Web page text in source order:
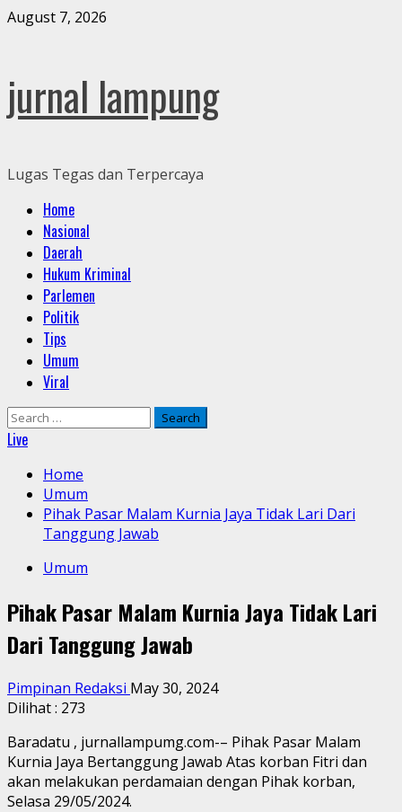
Skip
August 7, 2026
jurnal lampung
Lugas Tegas dan Terpercaya
Primary
Menu
Home
Nasional
Daerah
Hukum Kriminal
Parlemen
Politik
Tips
Umum
Viral
Search
for:
Live
Home
Umum
Pihak Pasar Malam Kurnia Jaya Tidak Lari Dari
Tanggung Jawab
Umum
Pihak Pasar Malam Kurnia Jaya Tidak Lari
Dari Tanggung Jawab
Pimpinan Redaksi May 30, 2024
Dilihat : 273
Baradatu , jurnallampumg.com-– Pihak Pasar Malam
Kurnia Jaya Bertanggung Jawab Atas korban Fitri dan
akan melakukan perdamaian dengan Pihak korban,
Selasa 29/05/2024.